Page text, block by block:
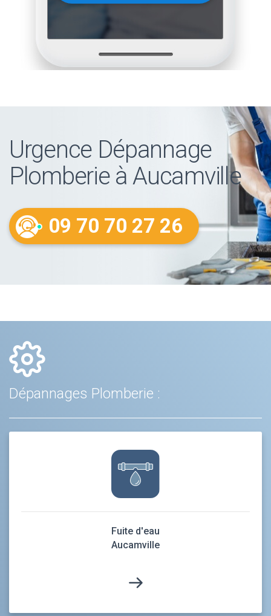
Urgence Dépannage
Plomberie à Aucamville
09 70 70 27 26
Dépannages Plomberie :
Fuite d'eau
Aucamville